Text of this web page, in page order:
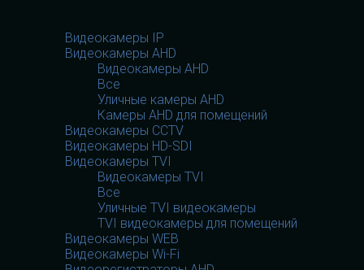
Видеокамеры IP
Видеокамеры AHD
Видеокамеры AHD
Все
Уличные камеры AHD
Камеры AHD для помещений
Видеокамеры CCTV
Видеокамеры HD-SDI
Видеокамеры TVI
Видеокамеры TVI
Все
Уличные TVI видеокамеры
TVI видеокамеры для помещений
Видеокамеры WEB
Видеокамеры Wi-Fi